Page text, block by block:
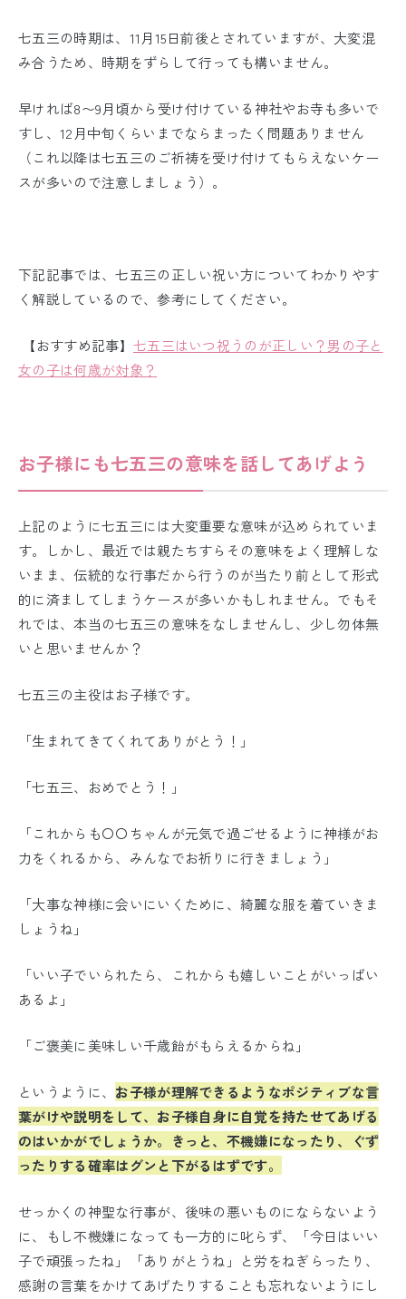
七五三の時期は、11月15日前後とされていますが、大変混
み合うため、時期をずらして行っても構いません。
早ければ8〜9月頃から受け付けている神社やお寺も多いで
すし、12月中旬くらいまでならまったく問題ありません
（これ以降は七五三のご祈祷を受け付けてもらえないケー
スが多いので注意しましょう）。
下記記事では、七五三の正しい祝い方についてわかりやす
く解説しているので、参考にしてください。
【おすすめ記事】 七五三はいつ祝うのが正しい？男の子と
女の子は何歳が対象？
お子様にも七五三の意味を話してあげよう
上記のように七五三には大変重要な意味が込められていま
す。しかし、最近では親たちすらその意味をよく理解しな
いまま、伝統的な行事だから行うのが当たり前として形式
的に済ましてしまうケースが多いかもしれません。でもそ
れでは、本当の七五三の意味をなしませんし、少し勿体無
いと思いませんか？
七五三の主役はお子様です。
「生まれてきてくれてありがとう！」
「七五三、おめでとう！」
「これからも〇〇ちゃんが元気で過ごせるように神様がお
力をくれるから、みんなでお祈りに行きましょう」
「大事な神様に会いにいくために、綺麗な服を着ていきま
しょうね」
「いい子でいられたら、これからも嬉しいことがいっぱい
あるよ」
「ご褒美に美味しい千歳飴がもらえるからね」
というように、 お子様が理解できるようなポジティブな言
葉がけや説明をして、お子様自身に自覚を持たせてあげる
のはいかがでしょうか。きっと、不機嫌になったり、ぐず
ったりする確率はグンと下がるはずです。
せっかくの神聖な行事が、後味の悪いものにならないよう
に、もし不機嫌になっても一方的に叱らず、「今日はいい
子で頑張ったね」「ありがとうね」と労をねぎらったり、
感謝の言葉をかけてあげたりすることも忘れないようにし